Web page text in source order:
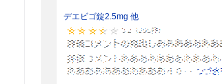
デエビゴ錠2.5mg 他